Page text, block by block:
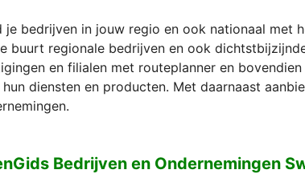
bedrijven in jouw regio en ook nationaal met
buurt regionale bedrijven en ook
en filialen met routeplanner en
diensten en producten. Met daarnaast
Bedrijven en Ondernemingen